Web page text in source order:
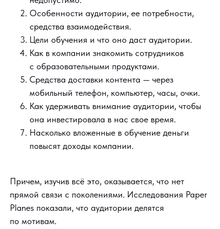
Особенности аудитории, ее потребности,
средства взаимодействия.
Цели обучения и что оно даст аудитории.
Как в компании знакомить сотрудников
с образовательными продуктами.
Средства доставки контента — через
мобильный телефон, компьютер, часы, очки.
Как удерживать внимание аудитории, чтобы
она инвестировала в нас свое время.
Насколько вложенные в обучение деньги
повысят доходы компании.
Причем, изучив всё это, оказывается, что нет
прямой связи с поколениями. Исследования Paper
Planes показали, что аудитории делятся
по мотивам.